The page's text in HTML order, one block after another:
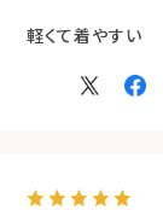
軽くて着やすい